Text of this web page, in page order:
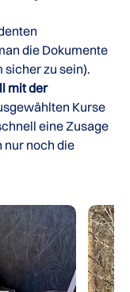
die Dokumente
zu sein).
mit der
Kurse
eine Zusage
nur noch die